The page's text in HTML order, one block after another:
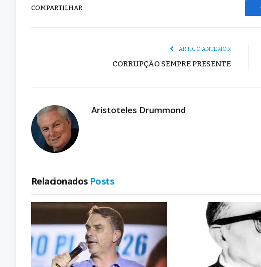
COMPARTILHAR.
ARTIGO ANTERIOR
CORRUPÇÃO SEMPRE PRESENTE
Aristoteles Drummond
Relacionados Posts